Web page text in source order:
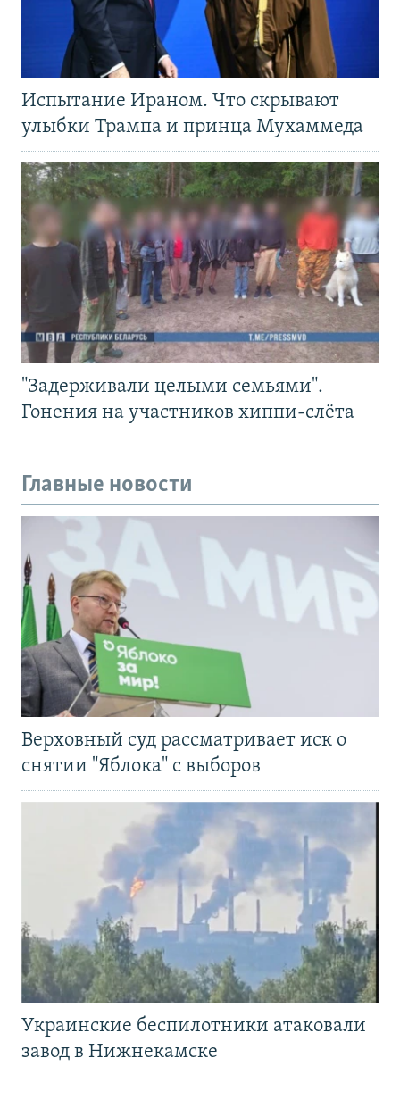
Испытание Ираном. Что скрывают
улыбки Трампа и принца Мухаммеда
"Задерживали целыми семьями".
Гонения на участников хиппи-слёта
Главные новости
Верховный суд рассматривает иск о
снятии "Яблока" с выборов
Украинские беспилотники атаковали
завод в Нижнекамске